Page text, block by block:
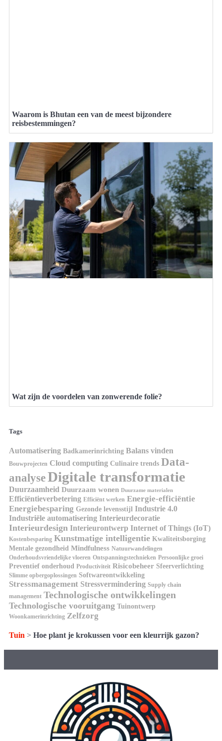
Waarom is Bhutan een van de meest bijzondere
reisbestemmingen?
Wat zijn de voordelen van zonwerende folie?
Tags
Automatisering Badkamerinrichting Balans vinden
Bouwprojecten Cloud computing Culinaire trends Data-
analyseDigitale transformatie
Duurzaamheid Duurzaam wonen Duurzame materialen
Efficiëntieverbetering Efficiënt werken Energie-efficiëntie
Energiebesparing Gezonde levensstijl Industrie 4.0
Industriële automatisering Interieurdecoratie
Interieurdesign Interieurontwerp Internet of Things (IoT)
Kostenbesparing Kunstmatige intelligentie Kwaliteitsborging
Mentale gezondheid Mindfulness Natuurwandelingen
Onderhoudsvriendelijke vloeren Ontspanningstechnieken Persoonlijke groei
Preventief onderhoud Productiviteit Risicobeheer Sfeerverlichting
Slimme opbergoplossingen Softwareontwikkeling
Stressmanagement Stressvermindering Supply chain
management Technologische ontwikkelingen
Technologische vooruitgang Tuinontwerp
Woonkamerinrichting Zelfzorg
Tuin > Hoe plant je krokussen voor een kleurrijk gazon?